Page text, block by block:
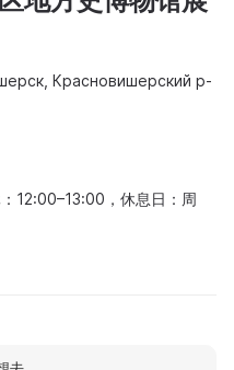
Красновишерский р-
12:00–13:00，休息日：周